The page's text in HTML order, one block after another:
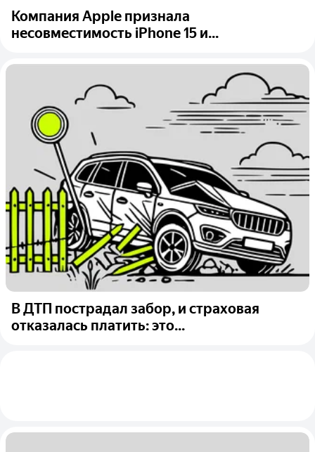
Компания Apple признала
несовместимость iPhone 15 и...
В ДТП пострадал забор, и страховая
отказалась платить: это...